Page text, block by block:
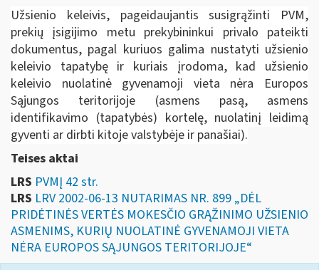
Užsienio keleivis, pageidaujantis susigrąžinti PVM,
prekių įsigijimo metu prekybininkui privalo pateikti
dokumentus, pagal kuriuos galima nustatyti užsienio
keleivio tapatybę ir kuriais įrodoma, kad užsienio
keleivio nuolatinė gyvenamoji vieta nėra Europos
Sąjungos teritorijoje (asmens pasą, asmens
identifikavimo (tapatybės) kortelę, nuolatinį leidimą
gyventi ar dirbti kitoje valstybėje ir panašiai).
Teises aktai
LRS PVMĮ 42 str.
LRS LRV 2002-06-13 NUTARIMAS NR. 899 „DĖL
PRIDĖTINĖS VERTĖS MOKESČIO GRĄŽINIMO UŽSIENIO
ASMENIMS, KURIŲ NUOLATINĖ GYVENAMOJI VIETA
NĖRA EUROPOS SĄJUNGOS TERITORIJOJE“